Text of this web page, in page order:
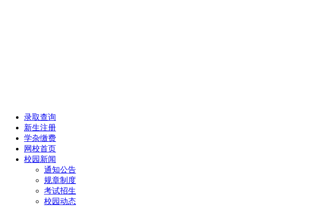
录取查询
新生注册
学杂缴费
网校首页
校园新闻
通知公告
规章制度
考试招生
校园动态